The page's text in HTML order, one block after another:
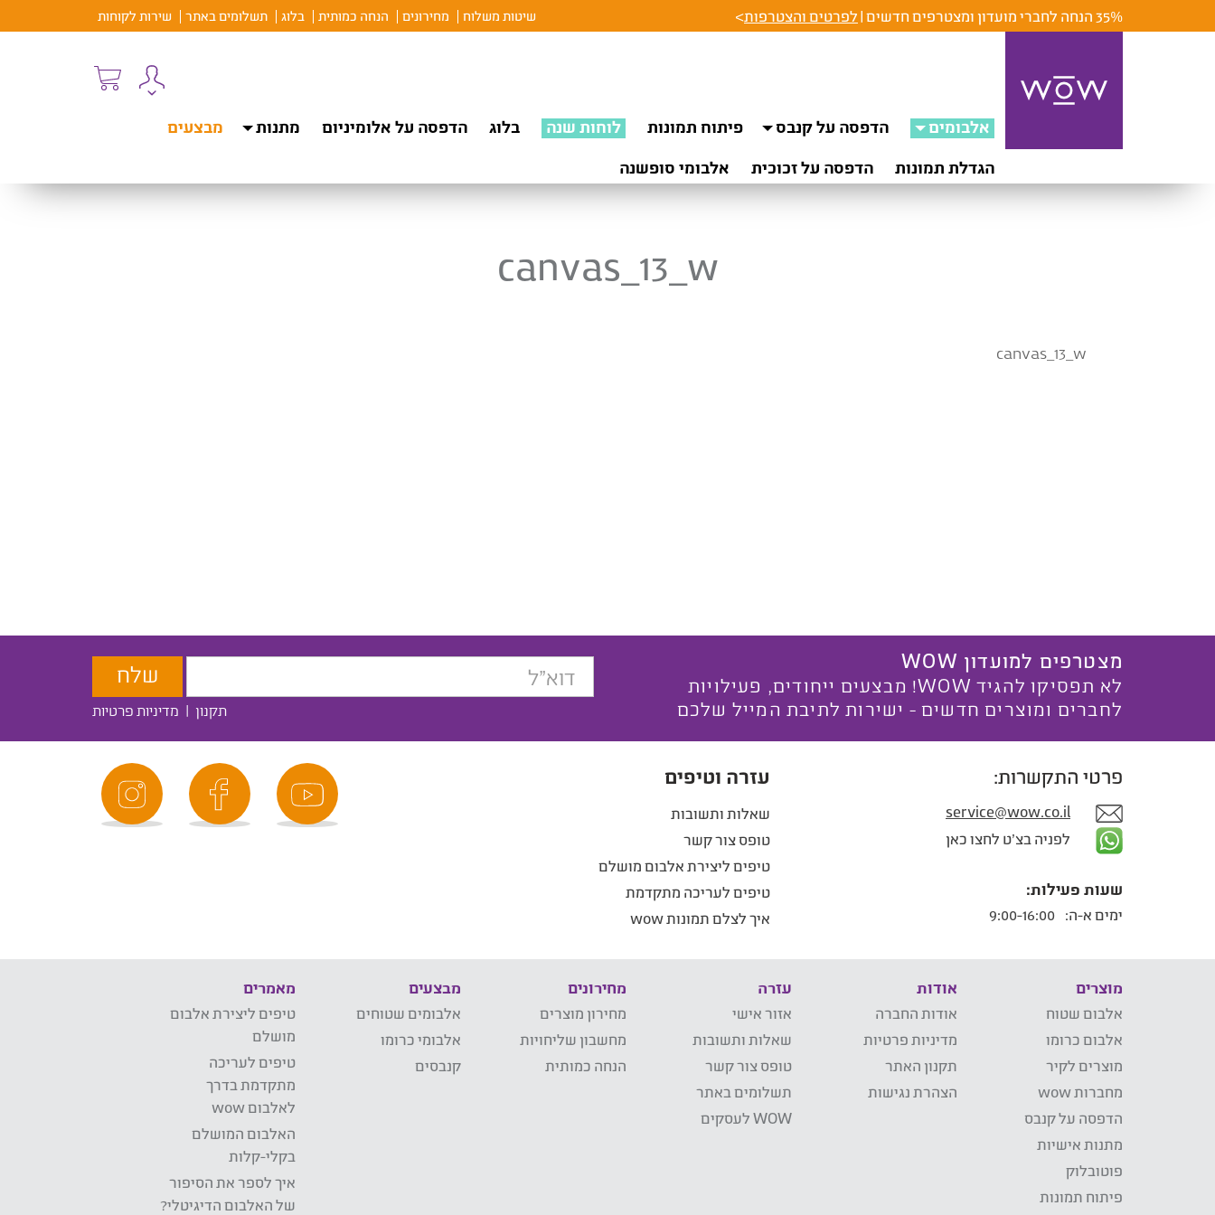
35% הנחה לחברי מועדון ומצטרפים חדשים | לפרטים והצטרפות> שיטות משלוח מחירונים הנחה כמותית בלוג תשלומים באתר שירות לקוחות
אלבומים הדפסה על קנבס פיתוח תמונות לוחות שנה בלוג הדפסה על אלומיניום מתנות
מבצעים
הגדלת תמונות
הדפסה על זכוכית אלבומי סופשנה
canvas_13_w
canvas_13_w
מצטרפים למועדון WOW
לא תפסיקו להגיד WOW! מבצעים ייחודים, פעילויות
לחברים ומוצרים חדשים - ישירות לתיבת המייל שלכם
תקנון | מדיניות פרטיות
פרטי התקשרות:
service@wow.co.il
לפניה בצ'ט לחצו כאן
שעות פעילות:
ימים א-ה:
עזרה וטיפים
שאלות ותשובות
טופס צור קשר
טיפים ליצירת אלבום מושלם
טיפים לעריכה מתקדמת
איך לצלם תמונות wow
מוצרים
אלבום שטוח
אלבום כרומו
מוצרים לקיר
מחברות wow
הדפסה על קנבס
מתנות אישיות
פוטובלוק
פיתוח תמונות
אודות
אודות החברה
מדיניות פרטיות
תקנון האתר
הצהרת נגישות
עזרה
אזור אישי
שאלות ותשובות
טופס צור קשר
תשלומים באתר
WOW לעסקים
מחירונים
מחירון מוצרים
מחשבון שליחויות
הנחה כמותית
מבצעים
אלבומים שטוחים
אלבומי כרומו
קנבסים
מאמרים
טיפים ליצירת אלבום
מושלם
טיפים לעריכה
מתקדמת בדרך
לאלבום wow
האלבום המושלם
בקלי-קלות
איך לספר את הסיפור
של האלבום הדיגיטלי?